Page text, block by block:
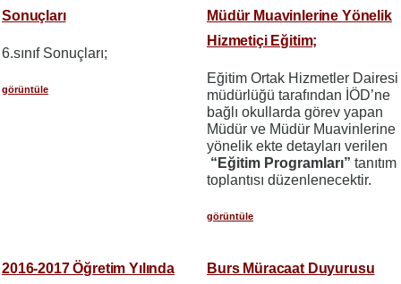
Sonuçları
6.sınıf Sonuçları;
görüntüle
Müdür Muavinlerine Yönelik
Hizmetiçi Eğitim;
Eğitim Ortak Hizmetler Dairesi
müdürlüğü tarafından İÖD’ne
bağlı okullarda görev yapan
Müdür ve Müdür Muavinlerine
yönelik ekte detayları verilen
“Eğitim Programları” tanıtım
toplantısı düzenlenecektir.
görüntüle
2016-2017 Öğretim Yılında
Burs Müracaat Duyurusu